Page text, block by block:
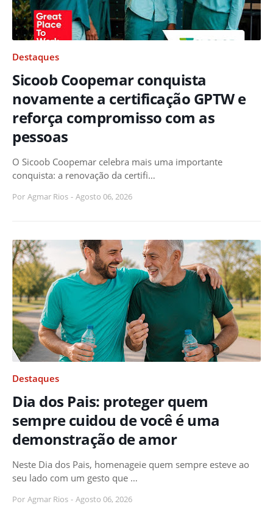
Destaques
Sicoob Coopemar conquista
novamente a certificação GPTW e
reforça compromisso com as
pessoas
O Sicoob Coopemar celebra mais uma importante
conquista: a renovação da certifi…
Por Agmar Rios - Agosto 06, 2026
Destaques
Dia dos Pais: proteger quem
sempre cuidou de você é uma
demonstração de amor
Neste Dia dos Pais, homenageie quem sempre esteve ao
seu lado com um gesto que …
Por Agmar Rios - Agosto 06, 2026